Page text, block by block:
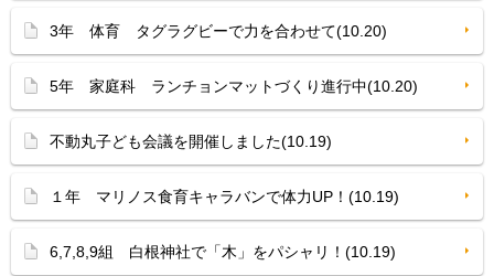
3年 体育 タグラグビーで力を合わせて(10.20)
5年 家庭科 ランチョンマットづくり進行中(10.20)
不動丸子ども会議を開催しました(10.19)
１年 マリノス食育キャラバンで体力UP！(10.19)
6,7,8,9組 白根神社で「木」をパシャリ！(10.19)